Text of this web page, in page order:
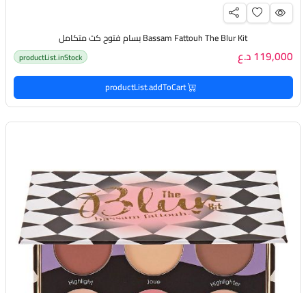
Bassam Fattouh The Blur Kit بسام فتوح كت متكامل
119,000 د.ع productList.inStock
productList.addToCart